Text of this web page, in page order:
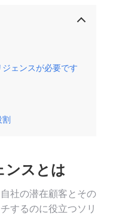
ェンスが必要です
ンスとは
社の潜在顧客とその
するのに役立つソリ